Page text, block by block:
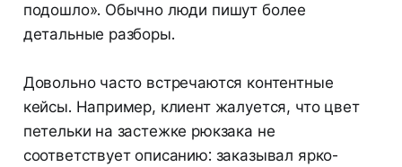
подошло». Обычно люди пишут более
детальные разборы.
Довольно часто встречаются контентные
кейсы. Например, клиент жалуется, что цвет
петельки на застежке рюкзака не
соответствует описанию: заказывал ярко-